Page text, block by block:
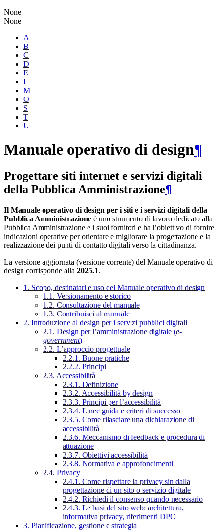
None
None
A
B
C
D
E
I
M
O
S
T
U
Manuale operativo di design¶
Progettare siti internet e servizi digitali
della Pubblica Amministrazione¶
Il Manuale operativo di design per i siti e i servizi digitali della
Pubblica Amministrazione è uno strumento di lavoro dedicato alla
Pubblica Amministrazione e i suoi fornitori e ha l’obiettivo di fornire
indicazioni operative per orientare e migliorare la progettazione e la
realizzazione dei punti di contatto digitali verso la cittadinanza.
La versione aggiornata (versione corrente) del Manuale operativo di
design corrisponde alla 2025.1.
1. Scopo, destinatari e uso del Manuale operativo di design
1.1. Versionamento e storico
1.2. Consultazione del manuale
1.3. Contribuisci al manuale
2. Introduzione al design per i servizi pubblici digitali
2.1. Design per l’amministrazione digitale (e-
government)
2.2. L’approccio progettuale
2.2.1. Buone pratiche
2.2.2. Principi
2.3. Accessibilità
2.3.1. Definizione
2.3.2. Accessibilità by design
2.3.3. Principi per l’accessibilità
2.3.4. Linee guida e criteri di successo
2.3.5. Come rilasciare una dichiarazione di
accessibilità
2.3.6. Meccanismo di feedback e procedura di
attuazione
2.3.7. Obiettivi accessibilità
2.3.8. Normativa e approfondimenti
2.4. Privacy
2.4.1. Come rispettare la privacy sin dalla
progettazione di un sito o servizio digitale
2.4.2. Richiedi il consenso quando necessario
2.4.3. Le basi del sito web: architettura,
informativa privacy, riferimenti DPO
3. Pianificazione, gestione e strategia